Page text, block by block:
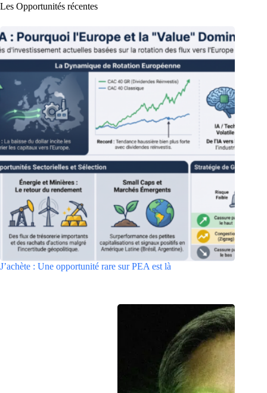
Les Opportunités récentes
J’achète : Une opportunité rare sur PEA est là